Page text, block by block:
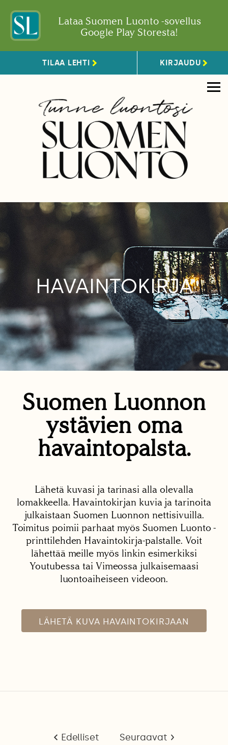
Lataa Suomen Luonto -sovellus
Google Play Storesta!
TILAA LEHTI KIRJAUDU
HAVAINTOKIRJA
Suomen Luonnon
ystävien oma
havaintopalsta.
Lähetä kuvasi ja tarinasi alla olevalla
lomakkeella. Havaintokirjan kuvia ja tarinoita
julkaistaan Suomen Luonnon nettisivuilla.
Toimitus poimii parhaat myös Suomen Luonto -
printtilehden Havaintokirja-palstalle. Voit
lähettää meille myös linkin esimerkiksi
Youtubessa tai Vimeossa julkaisemaasi
luontoaiheiseen videoon.
LÄHETÄ KUVA HAVAINTOKIRJAAN
Edelliset Seuraavat